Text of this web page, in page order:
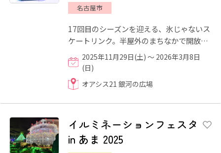
名古屋市
17回目のシーズンを迎える、氷じゃないス
ケートリンク。半屋外のまちなかで開放的
な気分を味わえる、非日常のアクティビテ
ィスポットです。 氷と...
2025年11月29日(土) ～ 2026年3月8日
(日)
オアシス21 銀河の広場
イルミネーションフェスタ
in あま 2025